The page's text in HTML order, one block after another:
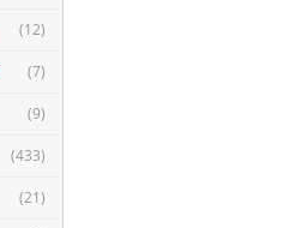
(12)
(7)
(9)
(433)
(21)